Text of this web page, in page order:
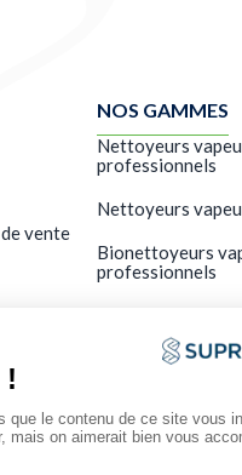
vente
NOS GAMMES
Nettoyeurs
professionnels
Nettoyeurs
Bionettoyeurs
professionnels